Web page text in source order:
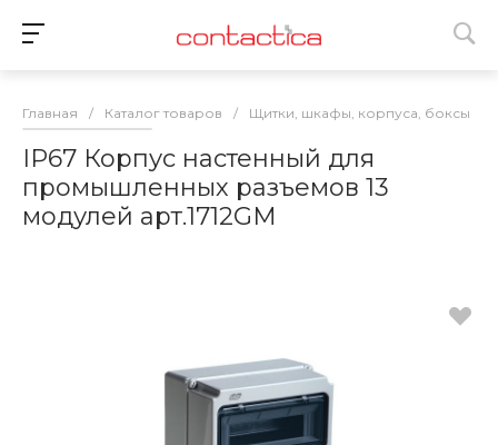
Главная / Каталог товаров / Щитки, шкафы, корпуса, боксы
IP67 Корпус настенный для
промышленных разъемов 13
модулей арт.1712GM